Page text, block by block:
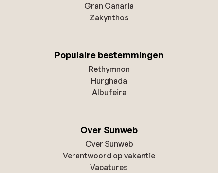
Gran Canaria
Zakynthos
Populaire bestemmingen
Rethymnon
Hurghada
Albufeira
Over Sunweb
Over Sunweb
Verantwoord op vakantie
Vacatures